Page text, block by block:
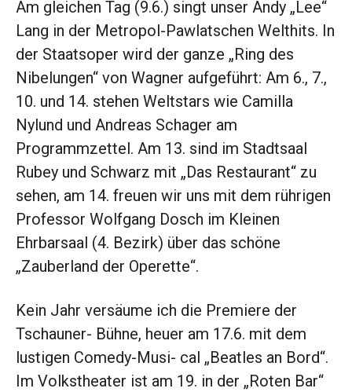
Am gleichen Tag (9.6.) singt unser Andy „Lee“
Lang in der Metropol-Pawlatschen Welthits. In
der Staatsoper wird der ganze „Ring des
Nibelungen“ von Wagner aufgeführt: Am 6., 7.,
10. und 14. stehen Weltstars wie Camilla
Nylund und Andreas Schager am
Programmzettel. Am 13. sind im Stadtsaal
Rubey und Schwarz mit „Das Restaurant“ zu
sehen, am 14. freuen wir uns mit dem rührigen
Professor Wolfgang Dosch im Kleinen
Ehrbarsaal (4. Bezirk) über das schöne
„Zauberland der Operette“.
Kein Jahr versäume ich die Premiere der
Tschauner- Bühne, heuer am 17.6. mit dem
lustigen Comedy-Musi- cal „Beatles an Bord“.
Im Volkstheater ist am 19. in der „Roten Bar“